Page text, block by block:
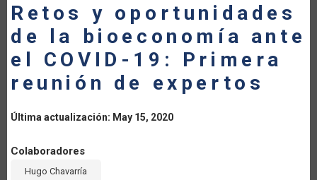
LA
NAVEGACIÓN
Retos y oportunidades
de la bioeconomía ante
el COVID-19: Primera
reunión de expertos
Última actualización: May 15, 2020
Colaboradores
Hugo Chavarría